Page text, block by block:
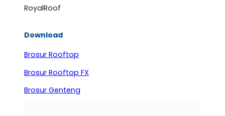
RoyalRoof
Download
Brosur Rooftop
Brosur Rooftop FX
Brosur Genteng